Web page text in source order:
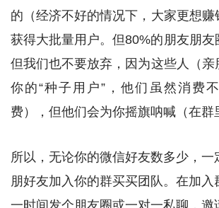
的（经济不好的情况下，大家更想
获得大批量用户。但80%的朋友朋友
但我们也不要放弃，因为这些人（亲
你的“种子用户”，他们虽然消费
费），但他们会为你摇旗呐喊（在群
所以，无论你的微信好友数多少，一
朋好友加入你的群买买团队。在加入